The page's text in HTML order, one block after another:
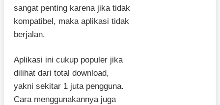
sangat penting karena jika tidak
kompatibel, maka aplikasi tidak
berjalan.
Aplikasi ini cukup populer jika
dilihat dari total download,
yakni sekitar 1 juta pengguna.
Cara menggunakannya juga